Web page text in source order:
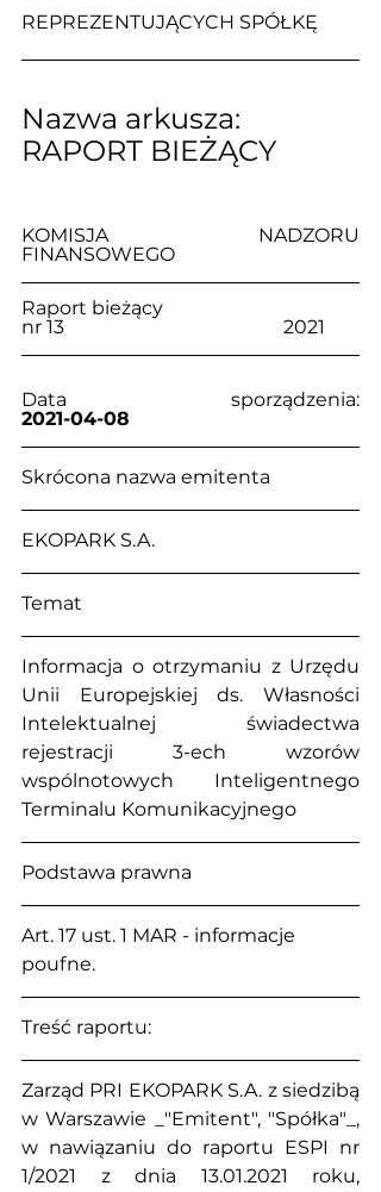
REPREZENTUJĄCYCH SPÓŁKĘ
Nazwa arkusza:
RAPORT BIEŻĄCY
KOMISJA NADZORU
FINANSOWEGO
Raport bieżący
nr 13                                              2021
2021-04-08
Skrócona nazwa emitenta
EKOPARK S.A.
Temat
Informacja o otrzymaniu z Urzędu
Unii Europejskiej ds. Własności
Intelektualnej świadectwa
rejestracji 3-ech wzorów
wspólnotowych Inteligentnego
Terminalu Komunikacyjnego
Podstawa prawna
Art. 17 ust. 1 MAR - informacje
poufne.
Treść raportu:
Zarząd PRI EKOPARK S.A. z siedzibą
w Warszawie _"Emitent", "Spółka"_,
w nawiązaniu do raportu ESPI nr
1/2021 z dnia 13.01.2021 roku,